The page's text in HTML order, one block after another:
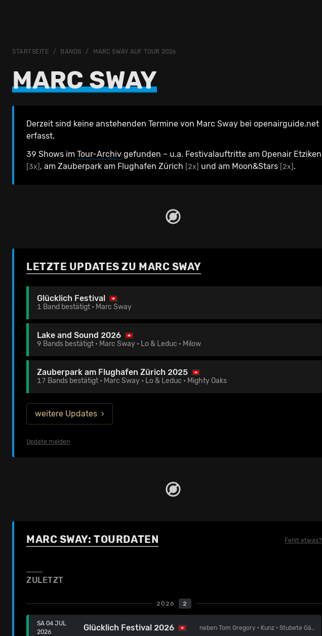
STARTSEITE BANDS MARC SWAY AUF TOUR 2026
MARC SWAY
Derzeit sind keine anstehenden Termine von Marc Sway bei openairguide.net
erfasst.
39 Shows im Tour-Archiv gefunden – u.a. Festivalauftritte am Openair Etziken
[3x] , am Zauberpark am Flughafen Zürich [2x] und am Moon&Stars [2x] .
LETZTE UPDATES ZU MARC SWAY
Glücklich Festival
1 Band bestätigt • Marc Sway
Lake and Sound 2026
9 Bands bestätigt • Marc Sway • Lo & Leduc • Milow
Zauberpark am Flughafen Zürich 2025
17 Bands bestätigt • Marc Sway • Lo & Leduc • Mighty Oaks
weitere Updates
Update melden
MARC SWAY: TOURDATEN Fehlt etwas?
ZULETZT
2026 2
SA 04 JUL
2026
Glücklich Festival 2026 nebenTom Gregory · Kunz ·Stubete Gäng